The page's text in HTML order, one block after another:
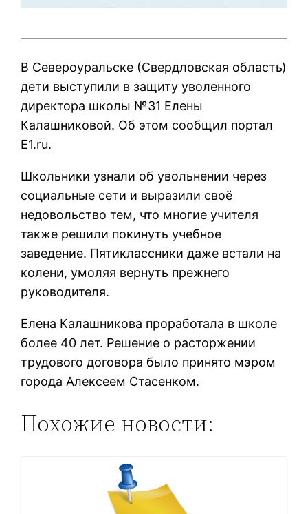
В Североуральске (Свердловская область)
дети выступили в защиту уволенного
директора школы №31 Елены
Калашниковой. Об этом сообщил портал
Е1.ru.
Школьники узнали об увольнении через
социальные сети и выразили своё
недовольство тем, что многие учителя
также решили покинуть учебное
заведение. Пятиклассники даже встали на
колени, умоляя вернуть прежнего
руководителя.
Елена Калашникова проработала в школе
более 40 лет. Решение о расторжении
трудового договора было принято мэром
города Алексеем Стасенком.
Похожие новости: